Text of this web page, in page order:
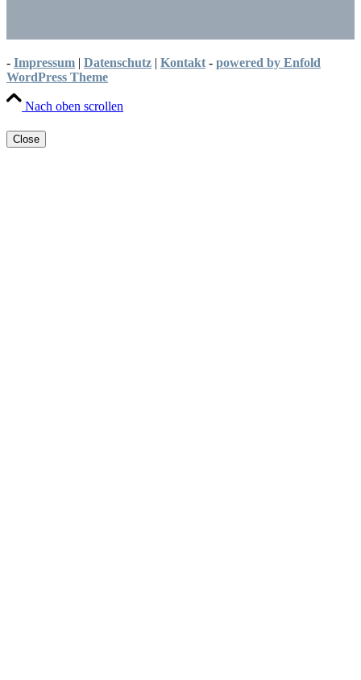
- Impressum | Datenschutz | Kontakt - powered by Enfold
WordPress Theme
Nach oben scrollen
Close